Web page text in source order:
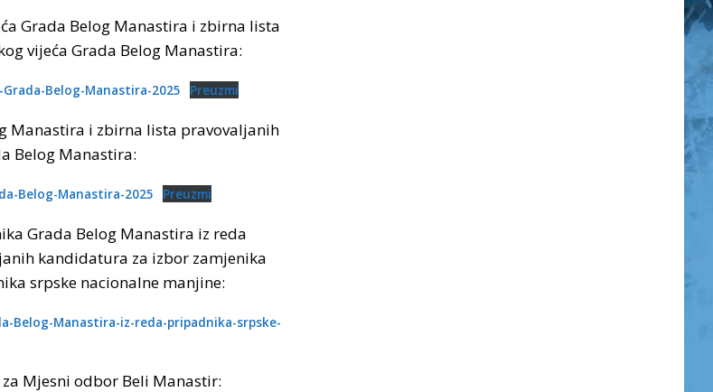
Grada Belog Manastira i zbirna lista
vijeća Grada Belog Manastira:
Belog-Manastira-2025 Preuzmi
Manastira i zbirna lista pravovaljanih
Belog Manastira:
Belog-Manastira-2025 Preuzmi
Grada Belog Manastira iz reda
kandidatura za izbor zamjenika
srpske nacionalne manjine:
Belog-Manastira-iz-reda-pripadnika-srpske-
Mjesni odbor Beli Manastir: